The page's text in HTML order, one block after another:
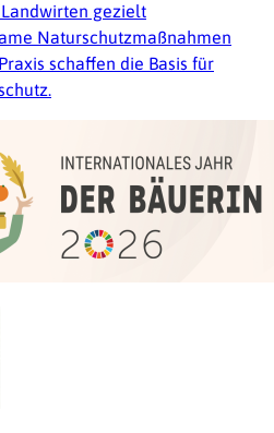
gezielt
Naturschutzmaßnahmen
schaffen die Basis für